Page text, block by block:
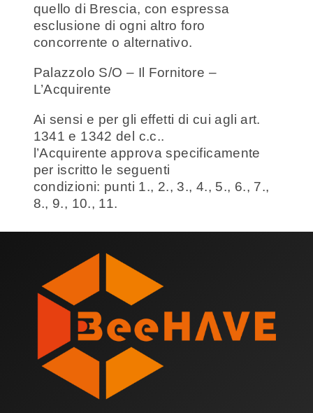
quello di Brescia, con espressa
esclusione di ogni altro foro
concorrente o alternativo.
Palazzolo S/O – Il Fornitore –
L’Acquirente
Ai sensi e per gli effetti di cui agli art.
1341 e 1342 del c.c..
l’Acquirente approva specificamente
per iscritto le seguenti
condizioni: punti 1., 2., 3., 4., 5., 6., 7.,
8., 9., 10., 11.